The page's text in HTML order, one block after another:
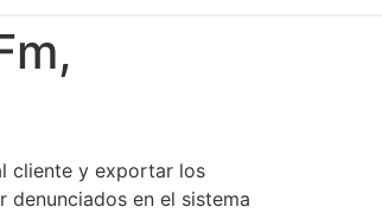
cliente y exportar los
denunciados en el sistema